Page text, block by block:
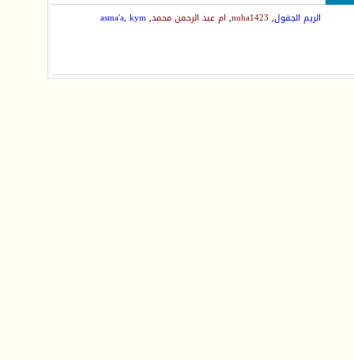
الريم الجفول,
nuha1423
, ام عبد الرحمن محمد,
asma'a, kym